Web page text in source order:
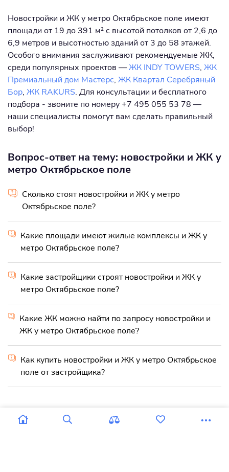
Новостройки и ЖК у метро Октябрьское поле имеют
площади от 19 до 391 м² с высотой потолков от 2,6 до
6,9 метров и высотностью зданий от 3 до 58 этажей.
Особого внимания заслуживают рекомендуемые ЖК,
среди популярных проектов —ЖК INDY TOWERS, ЖК
Премиальный дом Мастерс, ЖК Квартал Серебряный
Бор, ЖК RAKURS. Для консультации и бесплатного
подбора - звоните по номеру +7 495 055 53 78 —
наши специалисты помогут вам сделать правильный
выбор!
Вопрос-ответ на тему: новостройки и ЖК у
метро Октябрьское поле
Сколько стоят новостройки и ЖК у метро
Октябрьское поле?
Какие площади имеют жилые комплексы и ЖК у
метро Октябрьское поле?
Какие застройщики строят новостройки и ЖК у
метро Октябрьское поле?
Какие ЖК можно найти по запросу новостройки и
ЖК у метро Октябрьское поле?
Как купить новостройки и ЖК у метро Октябрьское
поле от застройщика?